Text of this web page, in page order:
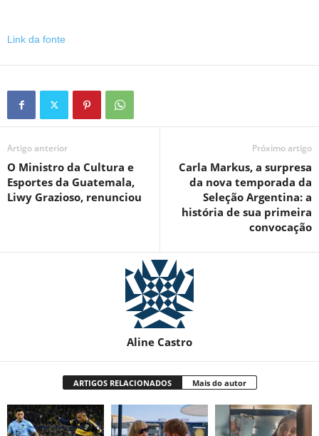
Link da fonte
Artigo anterior
O Ministro da Cultura e
Esportes da Guatemala,
Liwy Grazioso, renunciou
Próximo artigo
Carla Markus, a surpresa
da nova temporada da
Seleção Argentina: a
história de sua primeira
convocação
Aline Castro
ARTIGOS RELACIONADOS Mais do autor